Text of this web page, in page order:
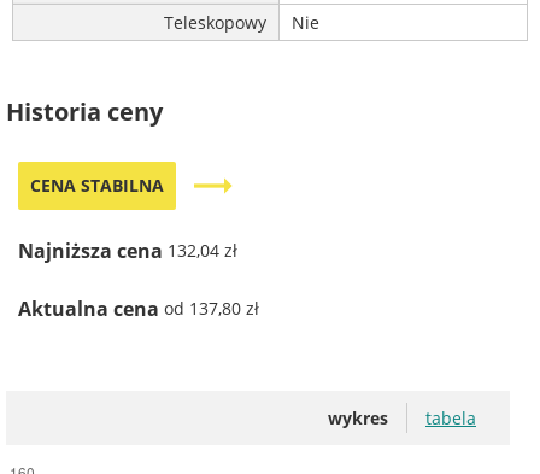
Teleskopowy
Nie
Historia ceny
CENA STABILNA trending_flat
Najniższa cena 132,04 zł
Aktualna cena od 137,80 zł
wykres tabela